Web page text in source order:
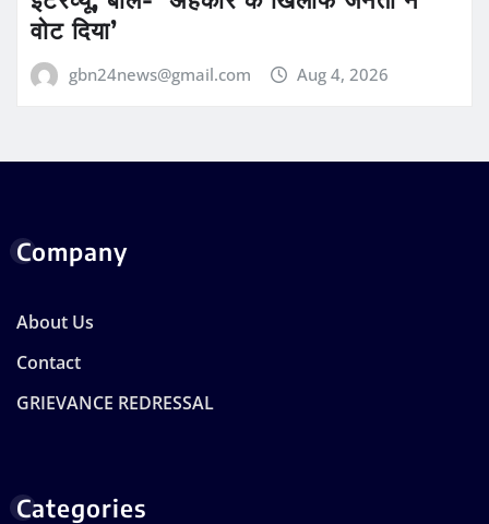
वोट दिया’
gbn24news@gmail.com Aug 4, 2026
Company
About Us
Contact
GRIEVANCE REDRESSAL
Categories